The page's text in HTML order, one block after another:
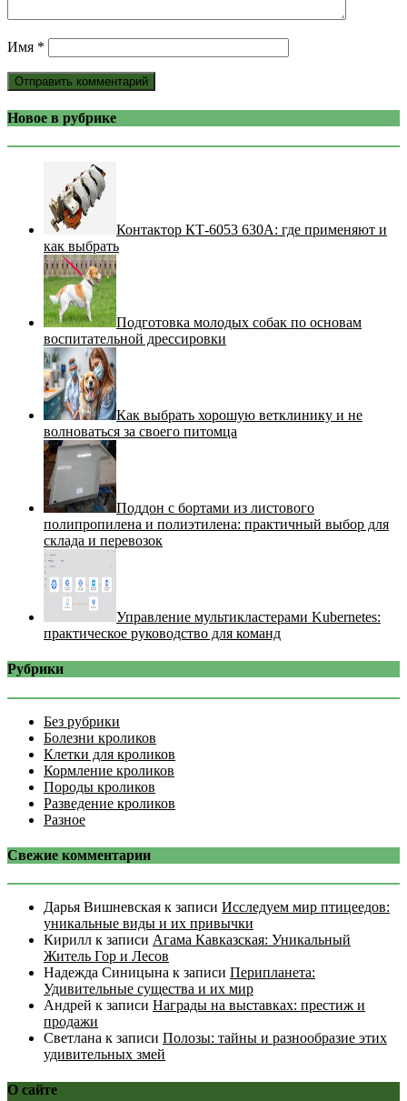
Имя *
Новое в рубрике
Контактор КТ-6053 630А: где применяют и
как выбрать
Подготовка молодых собак по основам
воспитательной дрессировки
Как выбрать хорошую ветклинику и не
волноваться за своего питомца
Поддон с бортами из листового
полипропилена и полиэтилена: практичный выбор для
склада и перевозок
Управление мультикластерами Kubernetes:
практическое руководство для команд
Рубрики
Без рубрики
Болезни кроликов
Клетки для кроликов
Кормление кроликов
Породы кроликов
Разведение кроликов
Разное
Свежие комментарии
Дарья Вишневская к записи Исследуем мир птицеедов:
уникальные виды и их привычки
Кирилл к записи Агама Кавказская: Уникальный
Житель Гор и Лесов
Надежда Синицына к записи Перипланета:
Удивительные существа и их мир
Андрей к записи Награды на выставках: престиж и
продажи
Светлана к записи Полозы: тайны и разнообразие этих
удивительных змей
О сайте